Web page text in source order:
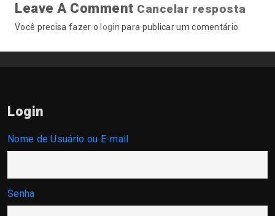
Leave A Comment Cancelar resposta
Você precisa fazer o login para publicar um comentário.
Login
Nome de Usuário ou E-mail
Senha